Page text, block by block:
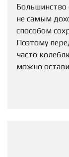
Большинство
не самым
способом
Поэтому
часто
можно